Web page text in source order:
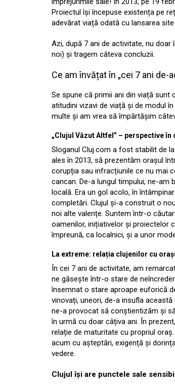
Proiectul își începuse existența pe
adevărat viață odată cu lansarea
Azi, după 7 ani de activitate, nu
noi) și tragem câteva concluzii.
Ce am învățat în „cei 7 ani de-
Se spune că primii ani din viață
atitudini vizavi de viață și de modul
multe și am vrea să împărtășim
„Clujul Văzut Altfel” – perspective
Sloganul Cluj.com a fost stabilit de
ales în 2013, să prezentăm orașul
corupția sau infracțiunile ce nu mai
cancan. De-a lungul timpului, ne-
locală. Era un gol acolo, în
completări. Clujul și-a construit o
noi alte valențe. Suntem într-o
oamenilor, inițiativelor și proiectelor
împreună, ca localnici, și a unor
La extreme: relația clujenilor cu
În cei 7 ani de activitate, am
ne găsește într-o stare de
însemnat o stare aproape euforică
vinovați, uneori, de-a insufla
ne-a provocat să conștientizăm și
în urmă cu doar câțiva ani. În
relație de maturitate cu propriul
acum cu așteptări, exigență și
vedere.
Clujul își are punctele sale